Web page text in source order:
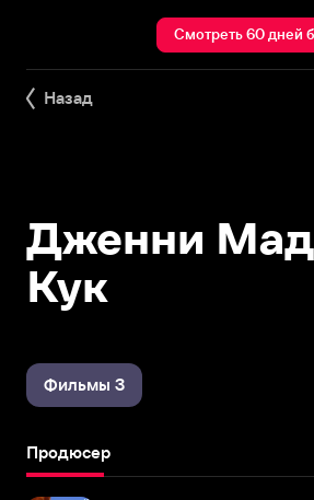
Смотреть 60 дней
Назад
Дженни
Кук
Фильмы 3
Продюсер